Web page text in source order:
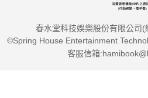
春水堂科技娛樂股份有限公司
©Spring House Entertainment
客服信箱